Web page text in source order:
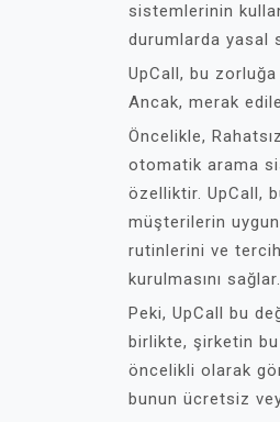
sistemlerinin
durumlarda yasal
UpCall, bu
Ancak, merak
Öncelikle,
otomatik arama
özelliktir. UpCall,
müşterilerin
rutinlerini ve
kurulmasını sağlar.
Peki, UpCall bu
birlikte, şirketin bu
öncelikli olarak
bunun ücretsiz